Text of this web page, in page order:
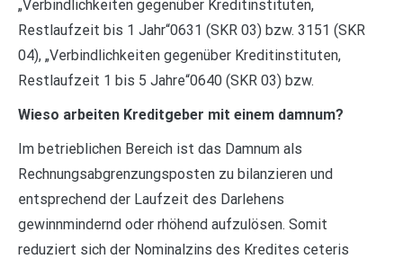
„Verbindlichkeiten gegenüber Kreditinstituten,
Restlaufzeit bis 1 Jahr“0631 (SKR 03) bzw. 3151 (SKR
04), „Verbindlichkeiten gegenüber Kreditinstituten,
Restlaufzeit 1 bis 5 Jahre“0640 (SKR 03) bzw.
Wieso arbeiten Kreditgeber mit einem damnum?
Im betrieblichen Bereich ist das Damnum als
Rechnungsabgrenzungsposten zu bilanzieren und
entsprechend der Laufzeit des Darlehens
gewinnmindernd oder rhöhend aufzulösen. Somit
reduziert sich der Nominalzins des Kredites ceteris